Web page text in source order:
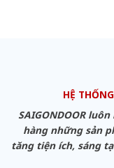
HỆ
SAIGONDOOR
hàng những sản
tăng tiện ích, sáng